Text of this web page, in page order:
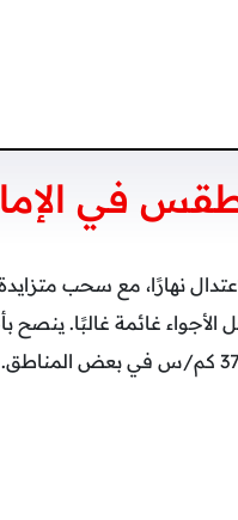
في
الأجواء غائمة غالبًا. ينصح